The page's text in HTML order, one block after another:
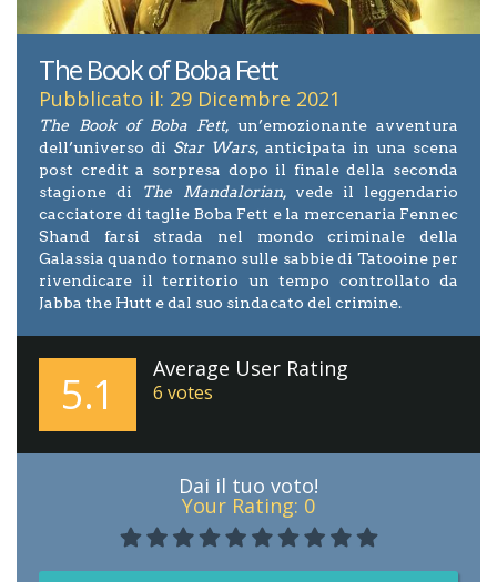
The Book of Boba Fett
Pubblicato il: 29 Dicembre 2021
The Book of Boba Fett, un’emozionante avventura
dell’universo di Star Wars, anticipata in una scena
post credit a sorpresa dopo il finale della seconda
stagione di
The Mandalorian, vede il leggendario
cacciatore di taglie Boba Fett e la mercenaria Fennec
Shand farsi strada nel mondo criminale della
Galassia quando tornano sulle sabbie di Tatooine per
rivendicare il territorio un tempo controllato da
Jabba the Hutt e dal suo sindacato del crimine.
5.1 Average User Rating
6 votes
Dai il tuo voto!
Your Rating: 0